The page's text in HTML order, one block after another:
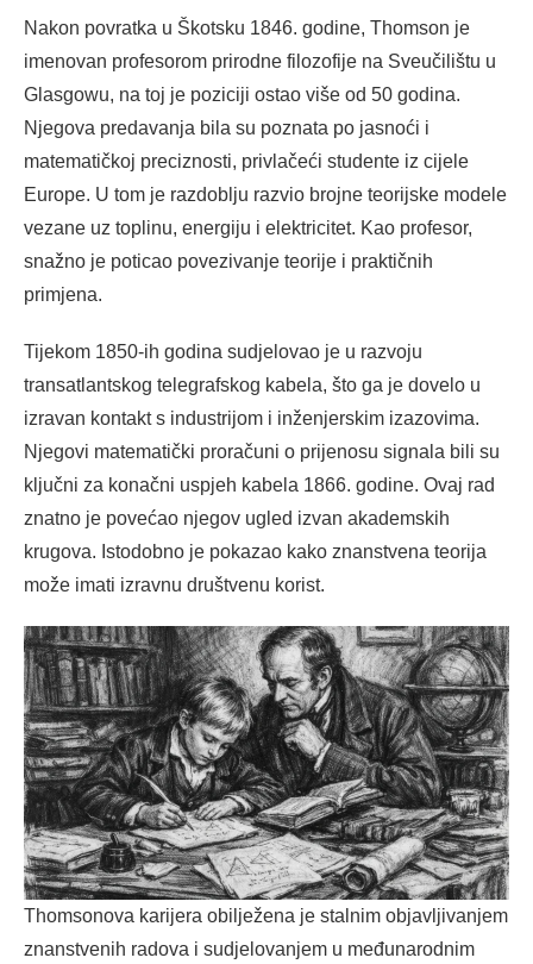
Nakon povratka u Škotsku 1846. godine, Thomson je
imenovan profesorom prirodne filozofije na Sveučilištu u
Glasgowu, na toj je poziciji ostao više od 50 godina.
Njegova predavanja bila su poznata po jasnoći i
matematičkoj preciznosti, privlačeći studente iz cijele
Europe. U tom je razdoblju razvio brojne teorijske modele
vezane uz toplinu, energiju i elektricitet. Kao profesor,
snažno je poticao povezivanje teorije i praktičnih
primjena.
Tijekom 1850-ih godina sudjelovao je u razvoju
transatlantskog telegrafskog kabela, što ga je dovelo u
izravan kontakt s industrijom i inženjerskim izazovima.
Njegovi matematički proračuni o prijenosu signala bili su
ključni za konačni uspjeh kabela 1866. godine. Ovaj rad
znatno je povećao njegov ugled izvan akademskih
krugova. Istodobno je pokazao kako znanstvena teorija
može imati izravnu društvenu korist.
Thomsonova karijera obilježena je stalnim objavljivanjem
znanstvenih radova i sudjelovanjem u međunarodnim